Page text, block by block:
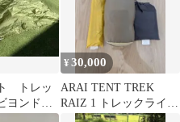
トレッ
ヨンド
¥30,000
ARAI TENT TREK
RAIZ 1 トレックライズ
1 山岳テント